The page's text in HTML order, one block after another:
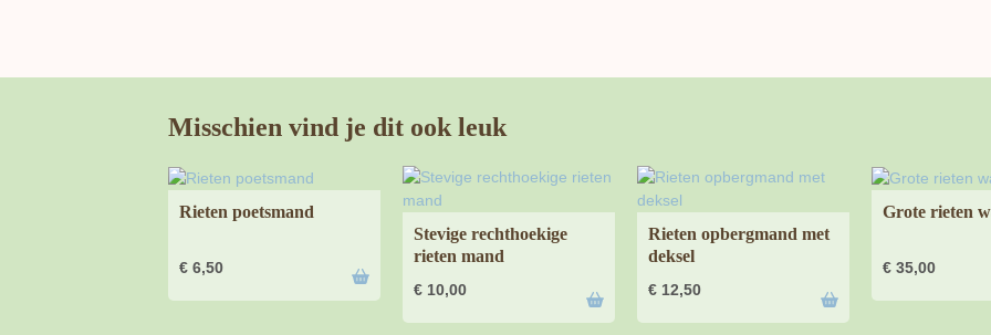
Misschien vind je dit ook leuk
Rieten poetsmand
€ 6,50
Stevige rechthoekige
rieten mand
€ 10,00
Rieten opbergmand met
deksel
€ 12,50
Grote rieten
€ 35,00